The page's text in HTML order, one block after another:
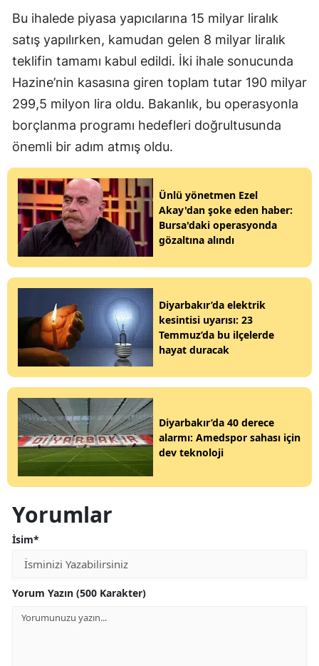
Bu ihalede piyasa yapıcılarına 15 milyar liralık
satış yapılırken, kamudan gelen 8 milyar liralık
teklifin tamamı kabul edildi. İki ihale sonucunda
Hazine’nin kasasına giren toplam tutar 190 milyar
299,5 milyon lira oldu. Bakanlık, bu operasyonla
borçlanma programı hedefleri doğrultusunda
önemli bir adım atmış oldu.
Ünlü yönetmen Ezel
Akay'dan şoke eden haber:
Bursa'daki operasyonda
gözaltına alındı
Diyarbakır’da elektrik
kesintisi uyarısı: 23
Temmuz’da bu ilçelerde
hayat duracak
Diyarbakır’da 40 derece
alarmı: Amedspor sahası için
dev teknoloji
Yorumlar
İsim*
Yorum Yazın (500 Karakter)